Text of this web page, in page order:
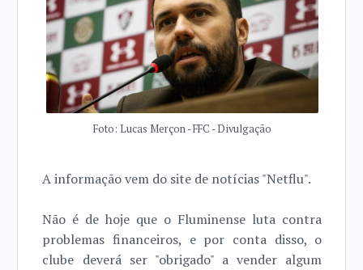
Foto: Lucas Merçon - FFC - Divulgação
A informação vem do site de notícias "Netflu".
Não é de hoje que o Fluminense luta contra
problemas financeiros, e por conta disso, o
clube deverá ser "obrigado" a vender algum